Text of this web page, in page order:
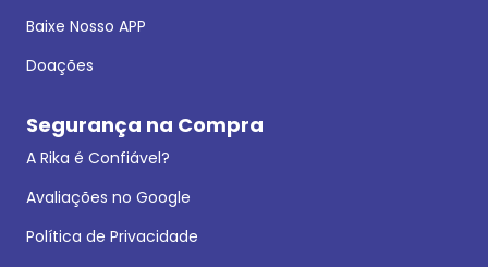
Baixe Nosso APP
Doações
Segurança na Compra
A Rika é Confiável?
Avaliações no Google
Política de Privacidade